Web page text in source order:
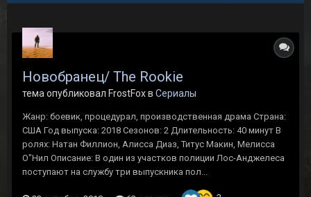
Новобранец/ The Rookie
тема опубликовал FrostFox в Сериалы
Жанр: боевик, процедурал, производственная драма Страна:
США Год выпуска: 2018 Сезонов: 2 Длительность: 40 минут В
ролях: Натан Филлион, Алисса Диаз, Титус Макин, Мелисса
О"Нил Описание: В один из участков полиции Лос-Анджелеса
поступают на службу три выпускника пол...